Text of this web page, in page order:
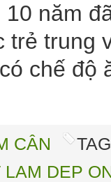
năm
trung
chế độ
CÂN
LAM DEP